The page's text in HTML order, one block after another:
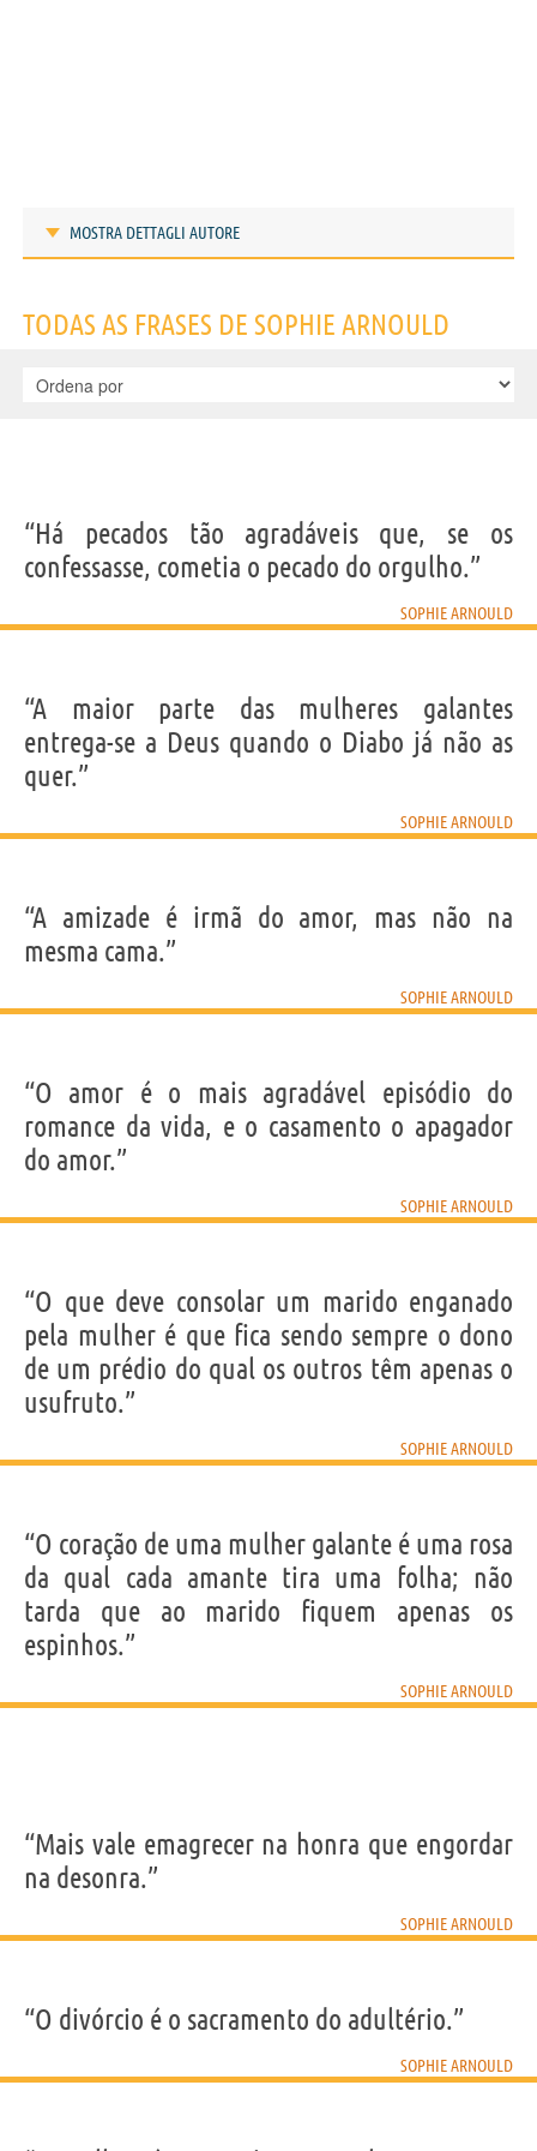
MOSTRA DETTAGLI AUTORE
IDENTIKIT E DADOS PESSOAIS
Nome
Sophie
Sobrenome Arnould
Gênero feminino
Frases, citações e aforismos de Sophie Arnould
9EM PORTUGUÊS
Personagens relacionados porPROFISSÃO CONTEÚDOS
TODAS AS FRASES DE SOPHIE ARNOULD
“Há pecados tão agradáveis que, se os
confessasse, cometia o pecado do orgulho.”
SOPHIE ARNOULD
“A maior parte das mulheres galantes
entrega-se a Deus quando o Diabo já não as
quer.”
SOPHIE ARNOULD
“A amizade é irmã do amor, mas não na
mesma cama.”
SOPHIE ARNOULD
“O amor é o mais agradável episódio do
romance da vida, e o casamento o apagador
do amor.”
SOPHIE ARNOULD
“O que deve consolar um marido enganado
pela mulher é que fica sendo sempre o dono
de um prédio do qual os outros têm apenas o
usufruto.”
SOPHIE ARNOULD
“O coração de uma mulher galante é uma rosa
da qual cada amante tira uma folha; não
tarda que ao marido fiquem apenas os
espinhos.”
SOPHIE ARNOULD
“Mais vale emagrecer na honra que engordar
na desonra.”
SOPHIE ARNOULD
“O divórcio é o sacramento do adultério.”
SOPHIE ARNOULD